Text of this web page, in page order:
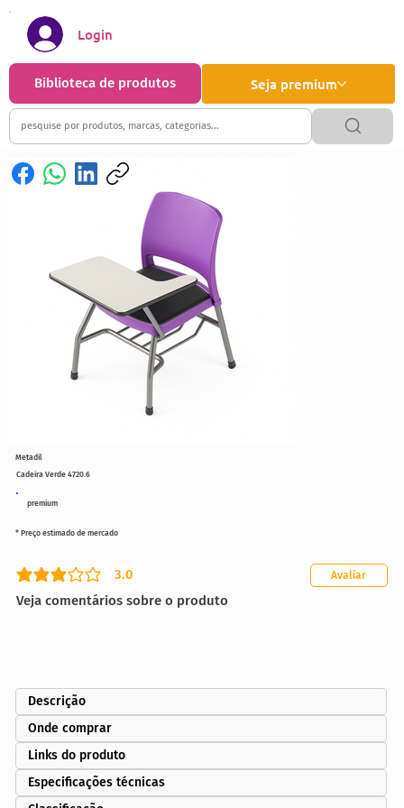
Seja premium
Biblioteca de produtos
Login
premium
Cadeira Verde 4720.6
3.0
classificação média é 3 de 5
Veja comentários sobre o produto
Avaliar
* Preço estimado de mercado
Metadil
Descrição
Onde comprar
Links do produto
Especificações técnicas